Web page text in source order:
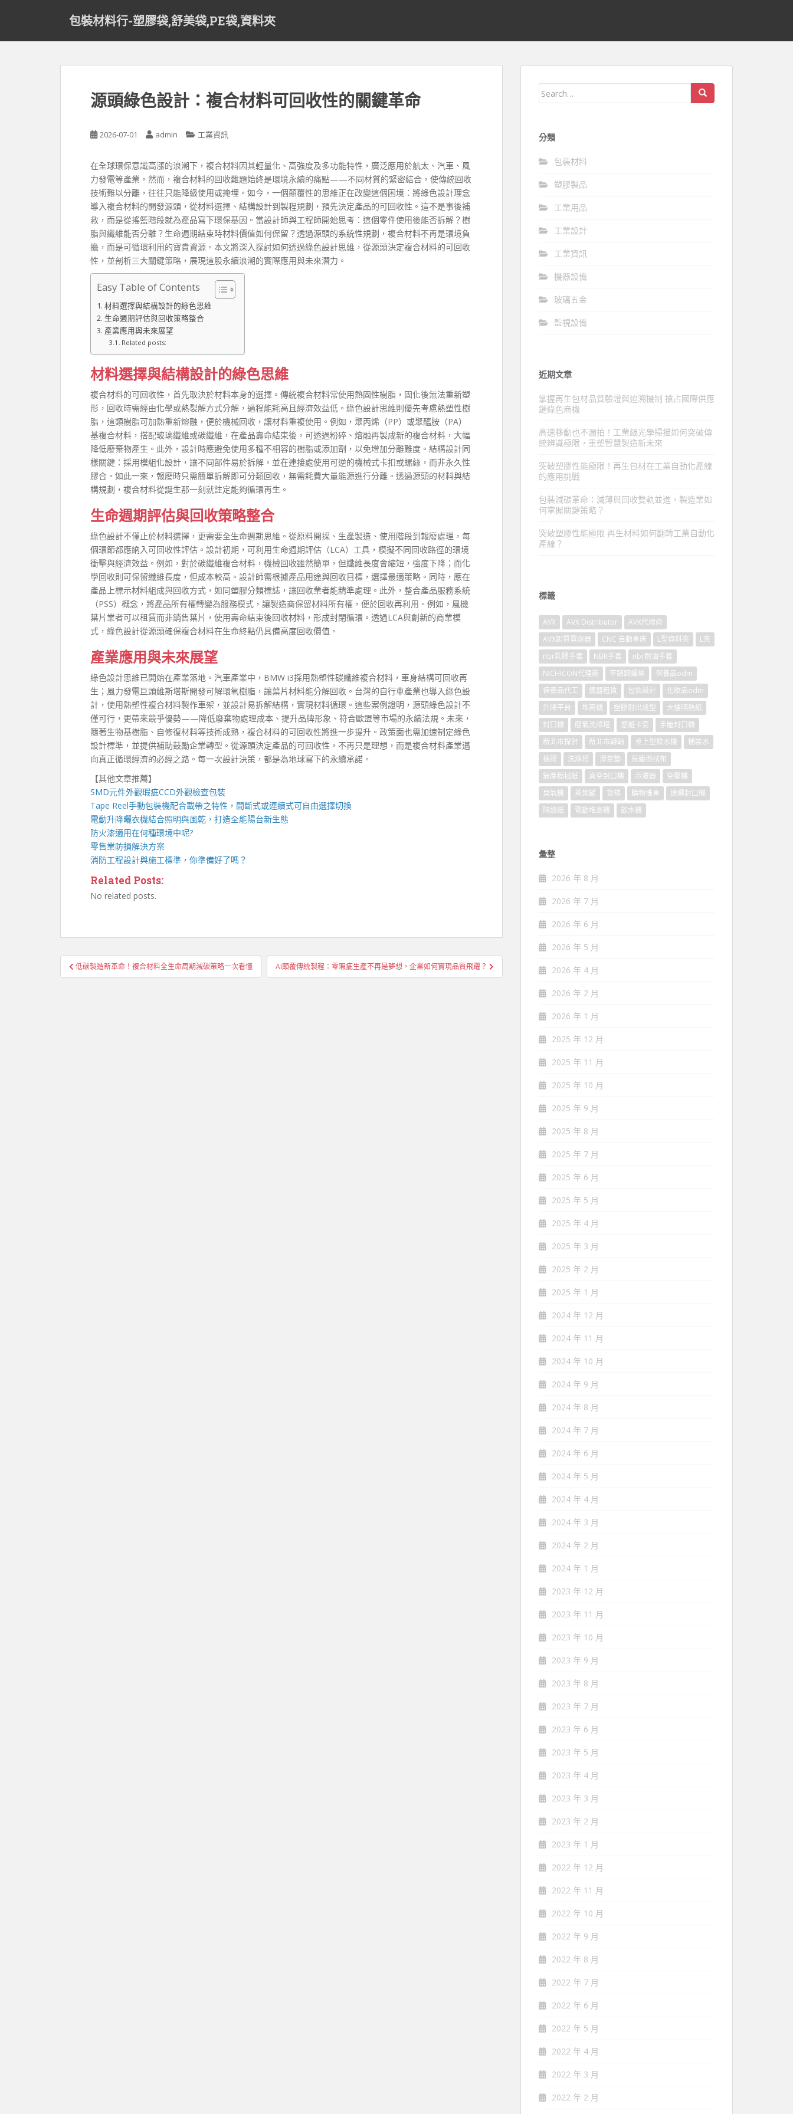
包裝材料行-塑膠袋,舒美袋,PE袋,資料夾
源頭綠色設計：複合材料可回收性的關鍵革命
2026-07-01 admin 工業資訊
在全球環保意識高漲的浪潮下，複合材料因其輕量化、高強度及多功能特性，廣泛應用於航太、汽車、風
力發電等產業。然而，複合材料的回收難題始終是環境永續的痛點——不同材質的緊密結合，使傳統回收
技術難以分離，往往只能降級使用或掩埋。如今，一個顛覆性的思維正在改變這個困境：將綠色設計理念
導入複合材料的開發源頭，從材料選擇、結構設計到製程規劃，預先決定產品的可回收性。這不是事後補
救，而是從搖籃階段就為產品寫下環保基因。當設計師與工程師開始思考：這個零件使用後能否拆解？樹
脂與纖維能否分離？生命週期結束時材料價值如何保留？透過源頭的系統性規劃，複合材料不再是環境負
擔，而是可循環利用的寶貴資源。本文將深入探討如何透過綠色設計思維，從源頭決定複合材料的可回收
性，並剖析三大關鍵策略，展現這股永續浪潮的實際應用與未來潛力。
Easy Table of Contents
材料選擇與結構設計的綠色思維
生命週期評估與回收策略整合
產業應用與未來展望
Related posts:
材料選擇與結構設計的綠色思維
複合材料的可回收性，首先取決於材料本身的選擇。傳統複合材料常使用熱固性樹脂，固化後無法重新塑
形，回收時需經由化學或熱裂解方式分解，過程能耗高且經濟效益低。綠色設計思維則優先考慮熱塑性樹
脂，這類樹脂可加熱重新熔融，便於機械回收，讓材料重複使用。例如，聚丙烯（PP）或聚醯胺（PA）
基複合材料，搭配玻璃纖維或碳纖維，在產品壽命結束後，可透過粉碎、熔融再製成新的複合材料，大幅
降低廢棄物產生。此外，設計時應避免使用多種不相容的樹脂或添加劑，以免增加分離難度。結構設計同
樣關鍵：採用模組化設計，讓不同部件易於拆解，並在連接處使用可逆的機械式卡扣或螺絲，而非永久性
膠合。如此一來，報廢時只需簡單拆解即可分類回收，無需耗費大量能源進行分離。透過源頭的材料與結
構規劃，複合材料從誕生那一刻就註定能夠循環再生。
生命週期評估與回收策略整合
綠色設計不僅止於材料選擇，更需要全生命週期思維。從原料開採、生產製造、使用階段到報廢處理，每
個環節都應納入可回收性評估。設計初期，可利用生命週期評估（LCA）工具，模擬不同回收路徑的環境
衝擊與經濟效益。例如，對於碳纖維複合材料，機械回收雖然簡單，但纖維長度會縮短，強度下降；而化
學回收則可保留纖維長度，但成本較高。設計師需根據產品用途與回收目標，選擇最適策略。同時，應在
產品上標示材料組成與回收方式，如同塑膠分類標誌，讓回收業者能精準處理。此外，整合產品服務系統
（PSS）概念，將產品所有權轉變為服務模式，讓製造商保留材料所有權，便於回收再利用。例如，風機
葉片業者可以租賃而非銷售葉片，使用壽命結束後回收材料，形成封閉循環。透過LCA與創新的商業模
式，綠色設計從源頭確保複合材料在生命終點仍具備高度回收價值。
產業應用與未來展望
綠色設計思維已開始在產業落地。汽車產業中，BMW i3採用熱塑性碳纖維複合材料，車身結構可回收再
生；風力發電巨頭維斯塔斯開發可解環氧樹脂，讓葉片材料能分解回收。台灣的自行車產業也導入綠色設
計，使用熱塑性複合材料製作車架，並設計易拆解結構，實現材料循環。這些案例證明，源頭綠色設計不
僅可行，更帶來競爭優勢——降低廢棄物處理成本、提升品牌形象、符合歐盟等市場的永續法規。未來，
隨著生物基樹脂、自修復材料等技術成熟，複合材料的可回收性將進一步提升。政策面也需加速制定綠色
設計標準，並提供補助鼓勵企業轉型。從源頭決定產品的可回收性，不再只是理想，而是複合材料產業邁
向真正循環經濟的必經之路。每一次設計決策，都是為地球寫下的永續承諾。
【其他文章推薦】
SMD元件外觀瑕疵CCD外觀檢查包裝
Tape Reel手動包裝機配合載帶之特性，間斷式或連續式可自由選擇切換
電動升降曬衣機結合照明與風乾，打造全能陽台新生態
防火漆適用在何種環境中呢?
零售業防損解決方案
消防工程設計與施工標準，你準備好了嗎？
Related Posts:
No related posts.
文
章
低碳製造新革命！複合材料全生命周期減碳策略一次看懂 AI顛覆傳統製程：零瑕疵生產不再是夢想，企業如何實現品質飛躍？
Search
分類
包裝材料
塑膠製品
工業用品
工業設計
工業資訊
機器設備
玻璃五金
監視設備
近期文章
掌握再生包材品質驗證與追溯機制 搶占國際供應
鏈綠色商機
高速移動也不漏拍！工業級光學掃描如何突破傳
統辨識極限，重塑智慧製造新未來
突破塑膠性能極限！再生包材在工業自動化產線
的應用挑戰
包裝減碳革命：減薄與回收雙軌並進，製造業如
何掌握關鍵策略？
突破塑膠性能極限 再生材料如何翻轉工業自動化
產線？
標籤
AVX AVX Distributor
AVX代理商
AVX鉭質電容器
CNC 自動車床 L型資料夾
L夾
nbr乳膠手套
NBR手套
nbr耐油手套
NICHICON代理商
不鏽鋼螺絲
保養品odm
保養品代工
儀器租賃 包裝設計
化妝品odm
升降平台
堆高機 塑膠射出成型
大樓隔熱紙
封口機
廢氣洗滌塔 悠遊卡套
手壓封口機
新北市探針
新北市轉軸 桌上型飲水機
桶裝水
橡膠
洗滌塔 滑鼠墊
無塵擦拭布
無塵擦拭紙
真空封口機 示波器
空壓機
臭氧機
茶葉罐 貨梯 購物推車
連續封口機
隔熱紙
電動堆高機 飲水機
彙整
2026 年 8 月
2026 年 7 月
2026 年 6 月
2026 年 5 月
2026 年 4 月
2026 年 2 月
2026 年 1 月
2025 年 12 月
2025 年 11 月
2025 年 10 月
2025 年 9 月
2025 年 8 月
2025 年 7 月
2025 年 6 月
2025 年 5 月
2025 年 4 月
2025 年 3 月
2025 年 2 月
2025 年 1 月
2024 年 12 月
2024 年 11 月
2024 年 10 月
2024 年 9 月
2024 年 8 月
2024 年 7 月
2024 年 6 月
2024 年 5 月
2024 年 4 月
2024 年 3 月
2024 年 2 月
2024 年 1 月
2023 年 12 月
2023 年 11 月
2023 年 10 月
2023 年 9 月
2023 年 8 月
2023 年 7 月
2023 年 6 月
2023 年 5 月
2023 年 4 月
2023 年 3 月
2023 年 2 月
2023 年 1 月
2022 年 12 月
2022 年 11 月
2022 年 10 月
2022 年 9 月
2022 年 8 月
2022 年 7 月
2022 年 6 月
2022 年 5 月
2022 年 4 月
2022 年 3 月
2022 年 2 月